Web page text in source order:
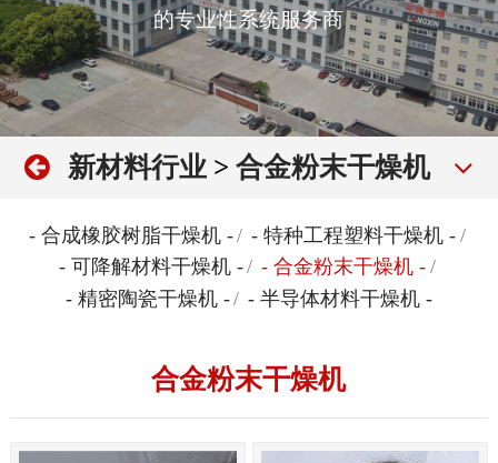
的专业性系统服务商
新材料行业 > 合金粉末干燥机
- 合成橡胶树脂干燥机 -/ - 特种工程塑料干燥机 - /
- 可降解材料干燥机 -/ - 合金粉末干燥机 - /
- 精密陶瓷干燥机 -/ - 半导体材料干燥机 -
合金粉末干燥机